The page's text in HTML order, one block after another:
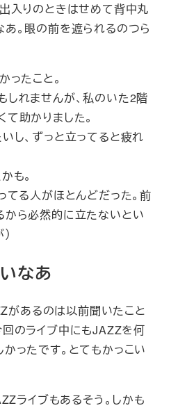
入りのときはせめて背中丸
。眼の前を遮られるのつら
ったこと。
しれませんが、私のいた2階
助かりました。
し、ずっと立ってると疲れ
も。
てる人がほとんどだった。前
から必然的に立たないとい
なあ
があるのは以前聞いたこと
回のライブ中にもJAZZを何
ったです。とてもかっこい
ライブもあるそう。しかも